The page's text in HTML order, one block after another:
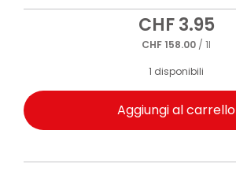
CHF3.95
CHF158.00 / 1l
1 disponibili
Aggiungi al carrello